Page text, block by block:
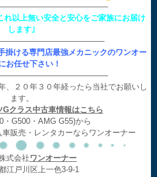
れ以上無い安全と安心をご家族にお届け
します｣
掛ける専門店最強メカニックのワンオー
お任せ下さい！
、２０年３０年経ったら当社でお願いし
ます。
Gクラス中古車情報はこちら
・G500・AMG G55)から
販売・レンタカーならワンオーナー
式会社ワンオーナー
江戸川区上一色3-9-1